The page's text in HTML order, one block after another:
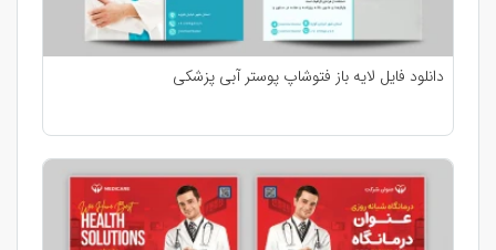
دانلود فایل لایه باز فتوشاپ پوستر آبی پزشکی